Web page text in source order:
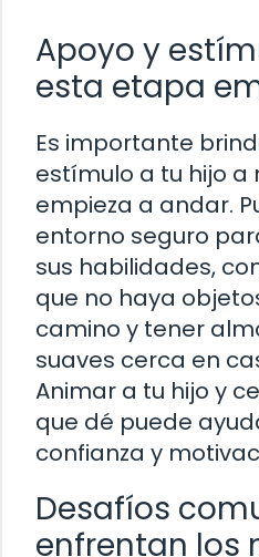
Apoyo y
esta etapa
Es importante
estímulo a tu hijo a
empieza a andar.
entorno seguro
sus habilidades,
que no haya
camino y tener
suaves cerca en
Animar a tu hijo y
que dé puede
confianza y
Desafíos
enfrentan los